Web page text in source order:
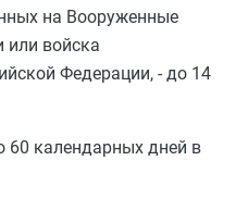
на Вооруженные
или войска
Федерации, - до 14
календарных дней в